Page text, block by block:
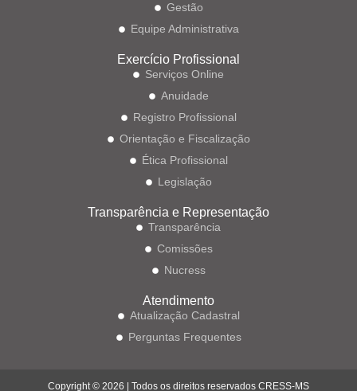
Gestão
Equipe Administrativa
Exercício Profissional
Serviços Online
Anuidade
Registro Profissional
Orientação e Fiscalização
Ética Profissional
Legislação
Transparência e Representação
Transparência
Comissões
Nucress
Atendimento
Atualização Cadastral
Perguntas Frequentes
Copyright © 2026 | Todos os direitos reservados CRESS-MS